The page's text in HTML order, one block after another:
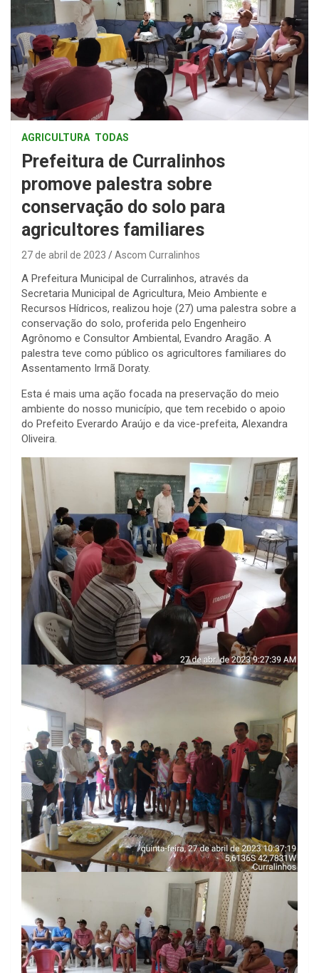
AGRICULTURA TODAS
Prefeitura de Curralinhos
promove palestra sobre
conservação do solo para
agricultores familiares
27 de abril de 2023 Ascom Curralinhos
A Prefeitura Municipal de Curralinhos, através da
Secretaria Municipal de Agricultura, Meio Ambiente e
Recursos Hídricos, realizou hoje (27) uma palestra sobre a
conservação do solo, proferida pelo Engenheiro
Agrônomo e Consultor Ambiental, Evandro Aragão. A
palestra teve como público os agricultores familiares do
Assentamento Irmã Doraty.
Esta é mais uma ação focada na preservação do meio
ambiente do nosso município, que tem recebido o apoio
do Prefeito Everardo Araújo e da vice-prefeita, Alexandra
Oliveira.